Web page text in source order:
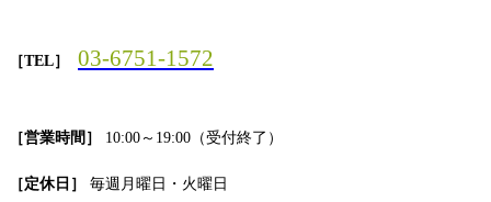
［TEL］ 03-6751-1572
［営業時間］ 10:00～19:00（受付終了）
［定休日］ 毎週月曜日・火曜日